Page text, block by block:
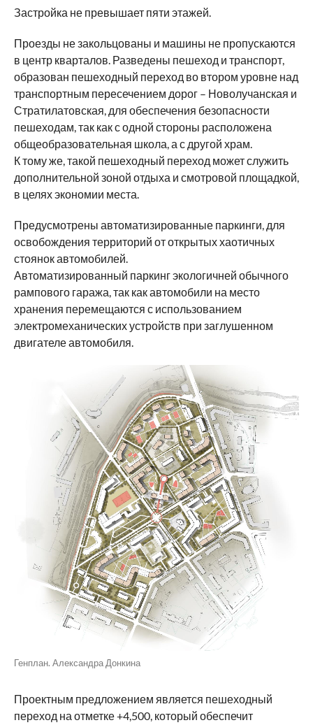
Застройка не превышает пяти этажей.
Проезды не закольцованы и машины не пропускаются
в центр кварталов. Разведены пешеход и транспорт,
образован пешеходный переход во втором уровне над
транспортным пересечением дорог – Новолучанская и
Стратилатовская, для обеспечения безопасности
пешеходам, так как с одной стороны расположена
общеобразовательная школа, а с другой храм.
К тому же, такой пешеходный переход может служить
дополнительной зоной отдыха и смотровой площадкой,
в целях экономии места.
Предусмотрены автоматизированные паркинги, для
освобождения территорий от открытых хаотичных
стоянок автомобилей.
Автоматизированный паркинг экологичней обычного
рампового гаража, так как автомобили на место
хранения перемещаются с использованием
электромеханических устройств при заглушенном
двигателе автомобиля.
Генплан. Александра Донкина
Проектным предложением является пешеходный
переход на отметке +4,500, который обеспечит